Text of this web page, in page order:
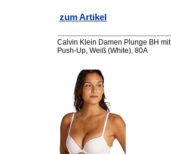
zum Artikel
Calvin Klein Damen Plunge BH mit
Push-Up, Weiß (White), 80A